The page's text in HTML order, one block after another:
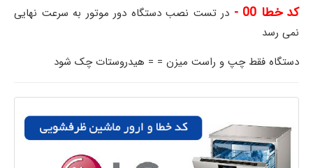
کد خطا 00 -
در تست نصب دستگاه دور موتور به سرعت نهایی
نمی رسد
دستگاه فقط چپ و راست میزن = = هیدروستات چک شود